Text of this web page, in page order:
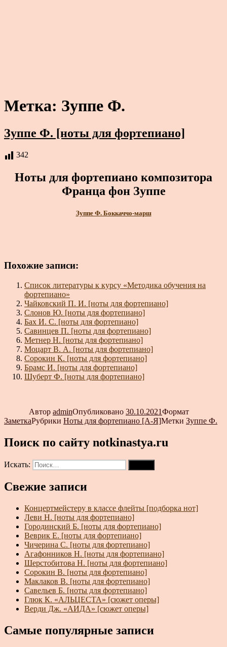
Метка: Зуппе Ф.
Зуппе Ф. [ноты для фортепиано]
342
Ноты для фортепиано композитора
Франца фон Зуппе
Зуппе Ф. Боккаччо-марш
Похожие записи:
Список литературы к курсу «Методика обучения на
фортепиано»
Чайковский П. И. [ноты для фортепиано]
Слонов Ю. [ноты для фортепиано]
Бах И. С. [ноты для фортепиано]
Савинцев П. [ноты для фортепиано]
Метнер Н. [ноты для фортепиано]
Моцарт В. А. [ноты для фортепиано]
Сорокин К. [ноты для фортепиано]
Брамс И. [ноты для фортепиано]
Шуберт Ф. [ноты для фортепиано]
Автор adminОпубликовано 30.10.2021Формат
ЗаметкаРубрики Ноты для фортепиано [А-Я]Метки Зуппе Ф.
Поиск по сайту notkinastya.ru
Искать:
Свежие записи
Концертмейстеру в классе флейты [подборка нот]
Леви Н. [ноты для фортепиано]
Городинский Б. [ноты для фортепиано]
Веврик Е. [ноты для фортепиано]
Чичерина С. [ноты для фортепиано]
Агафонников Н. [ноты для фортепиано]
Шерстобитова Н. [ноты для фортепиано]
Сорокин В. [ноты для фортепиано]
Маклаков В. [ноты для фортепиано]
Савельев Б. [ноты для фортепиано]
Глюк К. «АЛЬЦЕСТА» [сюжет оперы]
Верди Дж. «АИДА» [сюжет оперы]
Самые популярные записи